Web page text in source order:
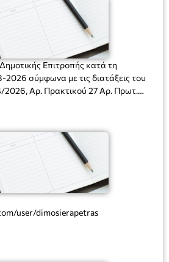
Επιτροπής κατά τη
2026, Αρ. Πρακτικού 27 Αρ. Πρωτ.
08-2026
user/dimosierapetras